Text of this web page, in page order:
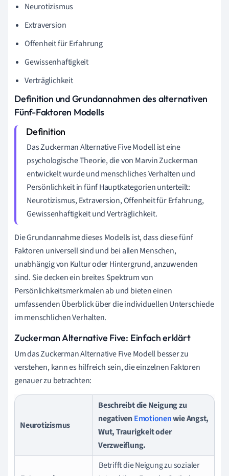
Neurotizismus
Extraversion
Offenheit für Erfahrung
Gewissenhaftigkeit
Verträglichkeit
Definition und Grundannahmen des alternativen
Fünf-Faktoren Modells
Das Zuckerman Alternative Five Modell ist eine
psychologische Theorie, die von Marvin Zuckerman
entwickelt wurde und menschliches Verhalten und
Persönlichkeit in fünf Hauptkategorien unterteilt:
Neurotizismus, Extraversion, Offenheit für Erfahrung,
Gewissenhaftigkeit und Verträglichkeit.
Die Grundannahme dieses Modells ist, dass diese fünf
Faktoren universell sind und bei allen Menschen,
unabhängig von Kultur oder Hintergrund, anzuwenden
sind. Sie decken ein breites Spektrum von
Persönlichkeitsmerkmalen ab und bieten einen
umfassenden Überblick über die individuellen Unterschiede
im menschlichen Verhalten.
Zuckerman Alternative Five: Einfach erklärt
Um das Zuckerman Alternative Five Modell besser zu
verstehen, kann es hilfreich sein, die einzelnen Faktoren
genauer zu betrachten:
Neurotizismus
Beschreibt die Neigung zu
negativenEmotionenwie Angst,
Wut, Traurigkeit oder
Verzweiflung.
Betrifft die Neigung zu sozialer